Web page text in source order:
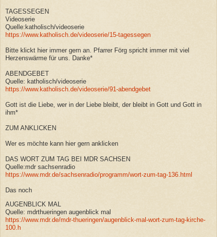
TAGESSEGEN
Videoserie
Quelle:katholisch/videoserie
https://www.katholisch.de/videoserie/15-tagessegen
Bitte klickt hier immer gern an. Pfarrer Förg spricht immer mit viel
Herzenswärme für uns. Danke*
ABENDGEBET
Quelle: katholisch/videoserie
https://www.katholisch.de/videoserie/91-abendgebet
Gott ist die Liebe, wer in der Liebe bleibt, der bleibt in Gott und Gott in
ihm*
ZUM ANKLICKEN
Wer es möchte kann hier gern anklicken
DAS WORT ZUM TAG BEI MDR SACHSEN
Quelle:mdr sachsenradio
https://www.mdr.de/sachsenradio/programm/wort-zum-tag-136.html
Das noch
AUGENBLICK MAL
Quelle: mdrthueringen augenblick mal
https://www.mdr.de/mdr-thueringen/augenblick-mal-wort-zum-tag-kirche-
100.h